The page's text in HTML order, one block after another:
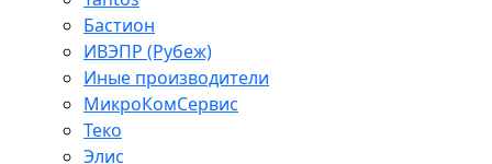
Бастион
ИВЭПР (Рубеж)
Иные производители
МикроКомСервис
Теко
Элис